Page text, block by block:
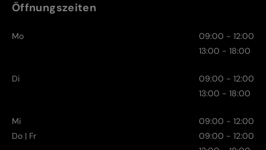
Öffnungszeiten
Mo
09:00 - 12:00
13:00 - 18:00
Di
09:00 - 12:00
13:00 - 18:00
Mi
09:00 - 12:00
Do | Fr
09:00 - 12:00